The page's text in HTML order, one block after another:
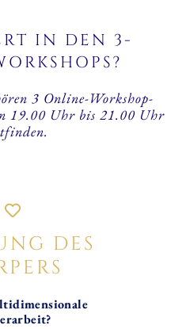
IN DEN 3-
3 Online-Workshop-
19.00 Uhr bis 21.00 Uhr
DES